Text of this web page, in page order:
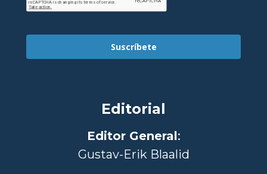
Suscríbete
Editorial
Editor General:
Gustav-Erik Blaalid